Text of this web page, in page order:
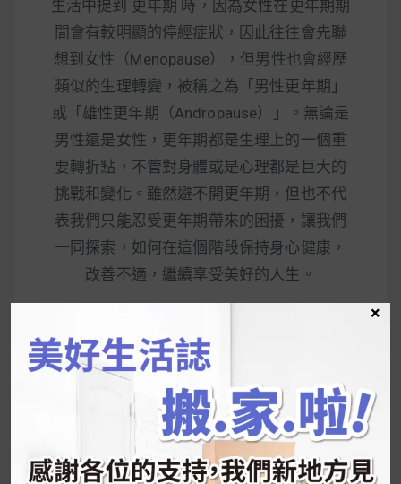
生活中提到 更年期 時，因為女性在更年期期
間會有較明顯的停經症狀，因此往往會先聯
想到女性（Menopause），但男性也會經歷
類似的生理轉變，被稱之為「男性更年期」
或「雄性更年期（Andropause）」。無論是
男性還是女性，更年期都是生理上的一個重
要轉折點，不管對身體或是心理都是巨大的
挑戰和變化。雖然避不開更年期，但也不代
表我們只能忍受更年期帶來的困擾，讓我們
一同探索，如何在這個階段保持身心健康，
改善不適，繼續享受美好的人生。
READ MORE
×